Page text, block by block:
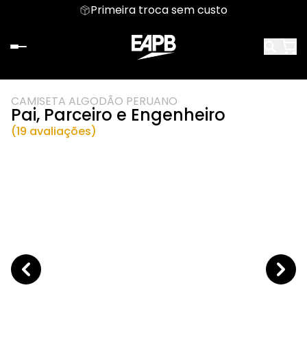
Primeira troca sem custo
CAMISETA ALGODÃO PERUANO
Pai, Parceiro e Engenheiro
(19 avaliações)